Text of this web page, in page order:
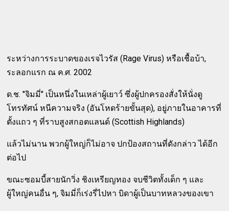
ระหว่างการระบาดของเรจไวรัส (Rage Virus) หรือเชื้อบ้า,
ระลอกแรก ณ ค.ศ. 2002
ด.ช. "จิมมี่" เป็นหนึ่งในเหล่าผู้เยาว์ ซึ่งผู้ปกครองสั่งให้นั่งดู
โทรทัศน์ หนีความจริง (อันโหดร้ายขั้นสุด), อยู่ภายในอาคารที่
ตั้งแถว ๆ ที่ราบสูงสกอตแลนด์ (Scottish Highlands)
แล้วไม่นาน พวกผู้ใหญ่ก็ไม่อาจ ปกป้องสถานที่ดังกล่าว ได้อีก
ต่อไป
ขณะซอมบี้สายนักวิ่ง ชิงเหรียญทอง จบชีวิตทั้งเด็ก ๆ และ
ผู้ใหญ่คนอื่น ๆ, จิมมี่ก็เร่งรี่ไปหา บิดาผู้เป็นบาทหลวงของเขา